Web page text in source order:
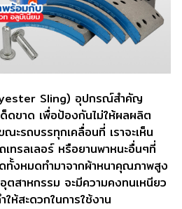
Sling) อุปกรณ์สำคัญ
ดขาด เพื่อป้องกันไม่ให้ผลผลิต
รถบรรทุกเคลื่อนที่ เราจะเห็น
ทรลเลอร์ หรือยานพาหนะอื่นๆที่
งหมดทำมาจากผ้าหนาคุณภาพสูง
ตสาหกรรม จะมีความคงทนเหนียว
ห้สะดวกในการใช้งาน